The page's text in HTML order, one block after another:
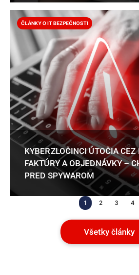
KYBERZLOČINCI ÚTOČIA CEZ
FAKTÚRY A OBJEDNÁVKY –
PRED SPYWAROM
ČLÁNKY O IT BEZPEČNOSTI
1 2 3 4
Všetky články